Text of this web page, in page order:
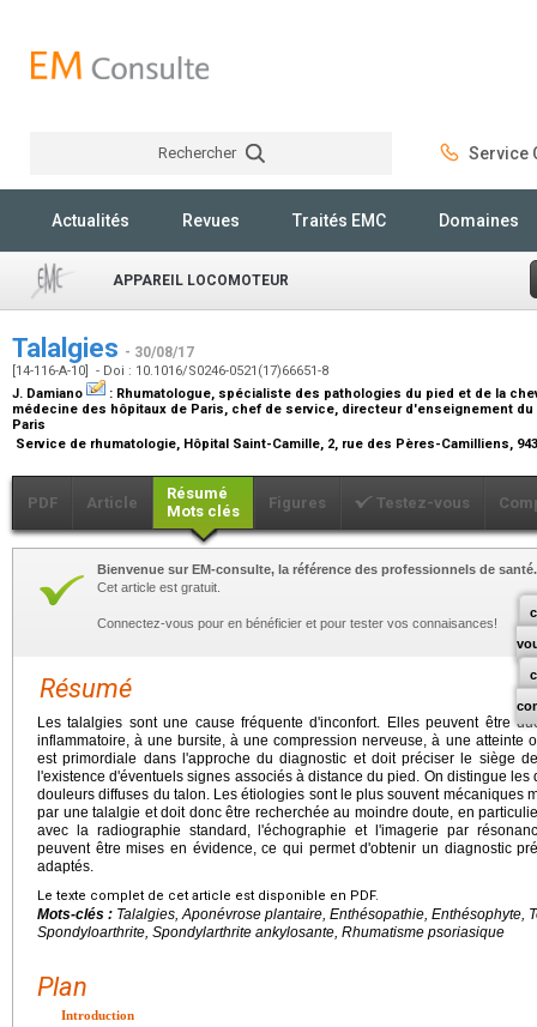
Rechercher Service
Actualités Revues Traités EMC Domaines
APPAREIL LOCOMOTEUR
Talalgies - 30/08/17
[14-116-A-10] - Doi : 10.1016/S0246-0521(17)66651-8
J. Damiano
: Rhumatologue, spécialiste des pathologies du pied et de la
médecine des hôpitaux de Paris, chef de service, directeur d'enseignement
Paris
Service de rhumatologie, Hôpital Saint-Camille, 2, rue des Pères-Camilliens,
PDF Article
Résumé
Mots clés
Figures Testez-vous
Bienvenue sur EM-consulte, la référence des professionnels de santé.
Cet article est gratuit.
Connectez-vous pour en bénéficier et pour tester vos connaisances!
Résumé
Les talalgies sont une cause fréquente d'inconfort. Elles peuvent être
inflammatoire, à une bursite, à une compression nerveuse, à une atteinte
est primordiale dans l'approche du diagnostic et doit préciser le siège
l'existence d'éventuels signes associés à distance du pied. On distingue
douleurs diffuses du talon. Les étiologies sont le plus souvent mécaniques
par une talalgie et doit donc être recherchée au moindre doute, en
avec la radiographie standard, l'échographie et l'imagerie par
peuvent être mises en évidence, ce qui permet d'obtenir un diagnostic
adaptés.
Le texte complet de cet article est disponible en PDF.
Mots-clés : Talalgies, Aponévrose plantaire, Enthésopathie, Enthésophyte,
Spondyloarthrite, Spondylarthrite ankylosante, Rhumatisme psoriasique
Plan
Introduction